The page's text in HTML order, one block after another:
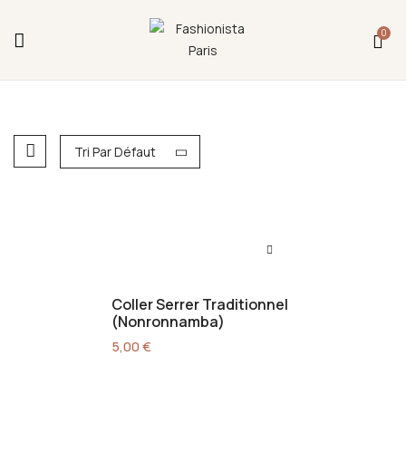
0
Tri Par Défaut
Coller Serrer Traditionnel
(Nonronnamba)
5,00€
Fermeture annuelle du 17 juillet 16h au 12 août.
L'ajout au panier est indisponible et aucune
commande ni remise en main propre ne sera